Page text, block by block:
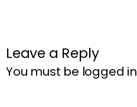
Leave a Reply
You must be logged in